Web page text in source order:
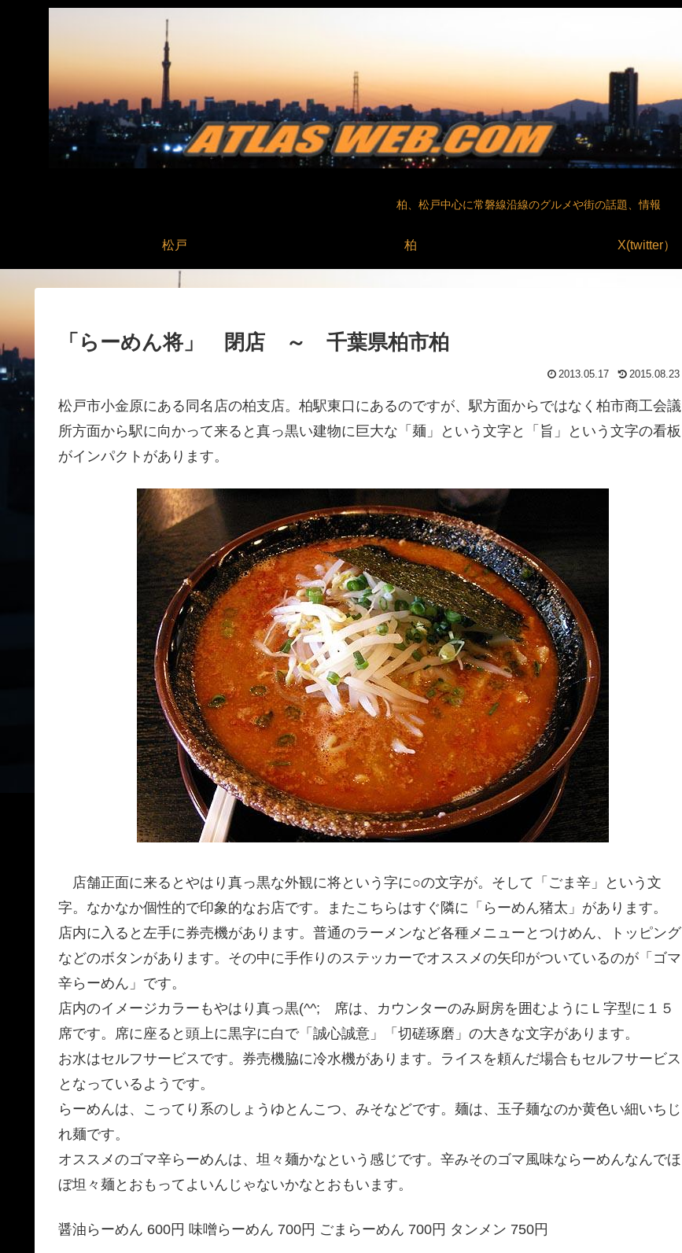
柏、松戸中心に常磐線沿線のグルメや街の話題、情報
松戸 柏 X(twitter）
「らーめん将」 閉店 ～ 千葉県柏市柏
2013.05.17 2015.08.23
松戸市小金原にある同名店の柏支店。柏駅東口にあるのですが、駅方面からではなく柏市商工会議
所方面から駅に向かって来ると真っ黒い建物に巨大な「麺」という文字と「旨」という文字の看板
がインパクトがあります。
店舗正面に来るとやはり真っ黒な外観に将という字に○の文字が。そして「ごま辛」という文
字。なかなか個性的で印象的なお店です。またこちらはすぐ隣に「らーめん猪太」があります。
店内に入ると左手に券売機があります。普通のラーメンなど各種メニューとつけめん、トッピング
などのボタンがあります。その中に手作りのステッカーでオススメの矢印がついているのが「ゴマ
辛らーめん」です。
店内のイメージカラーもやはり真っ黒(^^; 席は、カウンターのみ厨房を囲むようにＬ字型に１５
席です。席に座ると頭上に黒字に白で「誠心誠意」「切磋琢磨」の大きな文字があります。
お水はセルフサービスです。券売機脇に冷水機があります。ライスを頼んだ場合もセルフサービス
となっているようです。
らーめんは、こってり系のしょうゆとんこつ、みそなどです。麺は、玉子麺なのか黄色い細いちじ
れ麺です。
オススメのゴマ辛らーめんは、坦々麺かなという感じです。辛みそのゴマ風味ならーめんなんでほ
ぼ坦々麺とおもってよいんじゃないかなとおもいます。
醤油らーめん 600円 味噌らーめん 700円 ごまらーめん 700円 タンメン 750円